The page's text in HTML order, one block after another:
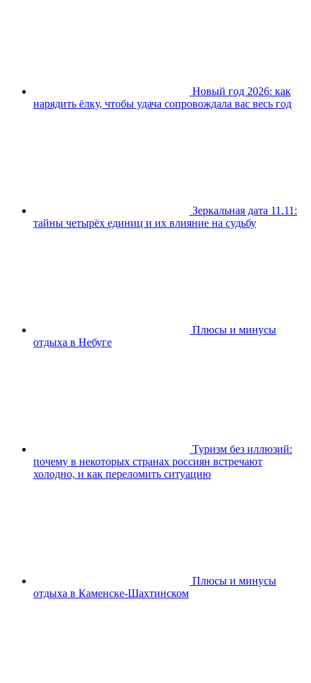
Новый год 2026: как
нарядить ёлку, чтобы удача сопровождала вас весь год
Зеркальная дата 11.11:
тайны четырёх единиц и их влияние на судьбу
Плюсы и минусы
отдыха в Небуге
Туризм без иллюзий:
почему в некоторых странах россиян встречают
холодно, и как переломить ситуацию
Плюсы и минусы
отдыха в Каменске-Шахтинском